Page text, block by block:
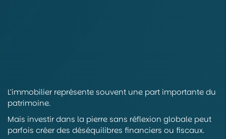
L’immobilier représente souvent une part importante du
patrimoine.
Mais investir dans la pierre sans réflexion globale peut
parfois créer des déséquilibres financiers ou fiscaux.